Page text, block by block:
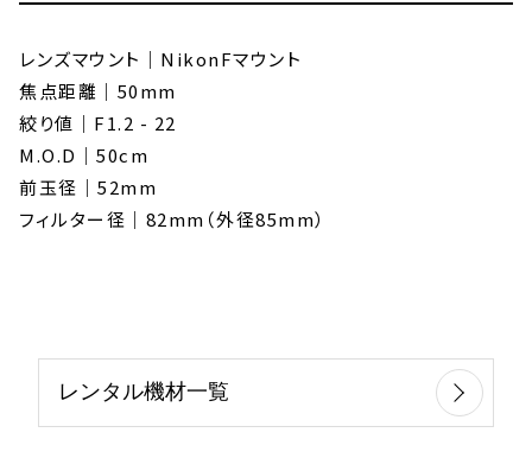
レンズマウント｜NikonFマウント
焦点距離｜50mm
絞り値｜F1.2 - 22
M.O.D｜50cm
前玉径｜52mm
フィルター径｜82mm（外径85mm）
レンタル機材一覧